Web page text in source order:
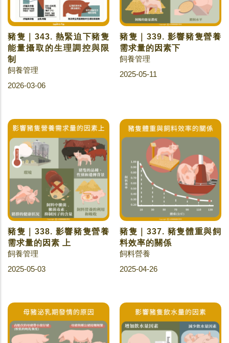
豬隻｜343. 熱緊迫下豬隻
能量攝取的生理調控與限
制
飼養管理
2026-03-06
豬隻｜339. 影響豬隻營養
需求量的因素下
飼養管理
2025-05-11
豬隻｜338. 影響豬隻營養
需求量的因素 上
飼養管理
2025-05-03
豬隻｜337. 豬隻體重與飼
料效率的關係
飼料營養
2025-04-26